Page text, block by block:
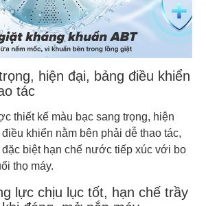
hiện đại, bảng điều khiển
tác
thiết kế màu bạc sang trọng, hiện
khiển nằm bên phải dễ thao tác,
biệt hạn chế nước tiếp xúc với bo
thọ máy.
lực chịu lục tốt, hạn chế trầy